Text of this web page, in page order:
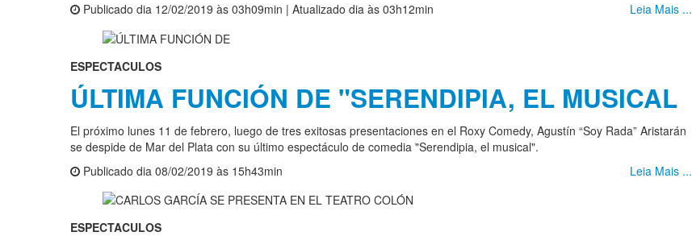
Publicado dia 12/02/2019 às 03h09min | Atualizado dia às 03h12min
Leia Mais ...
ESPECTACULOS
ÚLTIMA FUNCIÓN DE "SERENDIPIA, EL MUSICAL
El próximo lunes 11 de febrero, luego de tres exitosas presentaciones en el Roxy Comedy, Agustín “Soy Rada” Aristarán
se despide de Mar del Plata con su último espectáculo de comedia "Serendipia, el musical".
Publicado dia 08/02/2019 às 15h43min
Leia Mais ...
ESPECTACULOS